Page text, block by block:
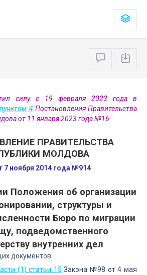
силу с 19 февраля 2023 года в
пунктом 4Постановления Правительства
от 11 января 2023 года №16
ПРАВИТЕЛЬСТВА
МОЛДОВА
7 ноября 2014 года №914
Положения об организации
структуры и
Бюро по миграции
подведомственного
внутренних дел
документов
(1) статьи 15 Закона №98 от 4 мая